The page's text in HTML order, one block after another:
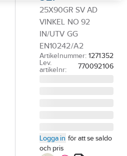
25X90GR SV AD
VINKEL NO 92
IN/UTV GG
EN10242/A2
Artikelnummer: 1271352
Lev.
artikelnr:
770092106
Logga in för att se saldo
och pris